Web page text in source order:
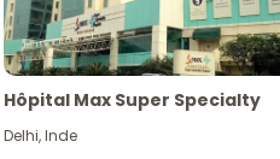
Hôpital Max Super Specialty
Delhi,Inde